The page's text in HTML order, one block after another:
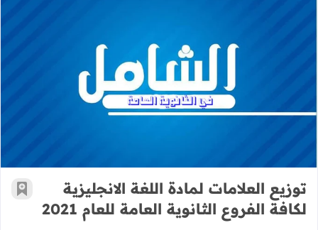
توزيع العلامات لمادة اللغة الانجليزية
توزيع العلامات لمادة اللغة الانجليزية
لكافة الفروع الثانوية العامة للعام 2021
أضف